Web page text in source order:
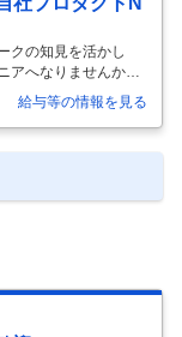
クの知見を活かし
アへなりませんか？
ーウィズ株式会社 -
ーション】東証プラ
容 1. Omnia LINK導
導入をスムーズに進
サポート（ネット
給与等の情報を見る